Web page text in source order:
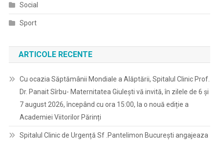
Social
Sport
ARTICOLE RECENTE
Cu ocazia Săptămânii Mondiale a Alăptării, Spitalul Clinic Prof.
Dr. Panait Sîrbu- Maternitatea Giulești vă invită, în zilele de 6 și
7 august 2026, începând cu ora 15:00, la o nouă ediție a
Academiei Viitorilor Părinți
Spitalul Clinic de Urgență Sf .Pantelimon București angajeaza